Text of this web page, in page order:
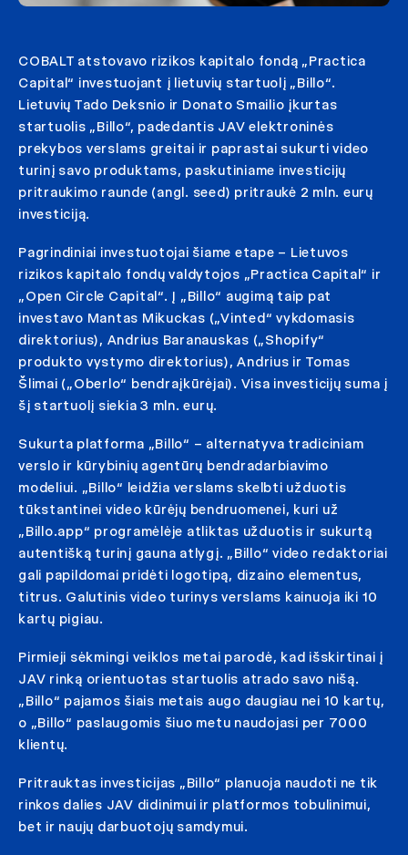
COBALT atstovavo rizikos kapitalo fondą „Practica
Capital“ investuojant į lietuvių startuolį „Billo“.
Lietuvių Tado Deksnio ir Donato Smailio įkurtas
startuolis „Billo“, padedantis JAV elektroninės
prekybos verslams greitai ir paprastai sukurti video
turinį savo produktams, paskutiniame investicijų
pritraukimo raunde (angl. seed) pritraukė 2 mln. eurų
investiciją.
Pagrindiniai investuotojai šiame etape – Lietuvos
rizikos kapitalo fondų valdytojos „Practica Capital“ ir
„Open Circle Capital“. Į „Billo“ augimą taip pat
investavo Mantas Mikuckas („Vinted“ vykdomasis
direktorius), Andrius Baranauskas („Shopify“
produkto vystymo direktorius), Andrius ir Tomas
Šlimai („Oberlo“ bendraįkūrėjai). Visa investicijų suma į
šį startuolį siekia 3 mln. eurų.
Sukurta platforma „Billo“ – alternatyva tradiciniam
verslo ir kūrybinių agentūrų bendradarbiavimo
modeliui. „Billo“ leidžia verslams skelbti užduotis
tūkstantinei video kūrėjų bendruomenei, kuri už
„Billo.app“ programėlėje atliktas užduotis ir sukurtą
autentišką turinį gauna atlygį. „Billo“ video redaktoriai
gali papildomai pridėti logotipą, dizaino elementus,
titrus. Galutinis video turinys verslams kainuoja iki 10
kartų pigiau.
Pirmieji sėkmingi veiklos metai parodė, kad išskirtinai į
JAV rinką orientuotas startuolis atrado savo nišą.
„Billo“ pajamos šiais metais augo daugiau nei 10 kartų,
o „Billo“ paslaugomis šiuo metu naudojasi per 7000
klientų.
Pritrauktas investicijas „Billo“ planuoja naudoti ne tik
rinkos dalies JAV didinimui ir platformos tobulinimui,
bet ir naujų darbuotojų samdymui.